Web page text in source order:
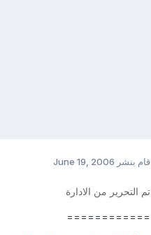
قام بنشر June 19, 2006
تم التحرير من الادارة
============